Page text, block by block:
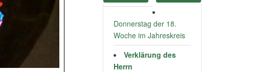
Donnerstag der 18.
Woche im Jahreskreis
Verklärung des
Herrn